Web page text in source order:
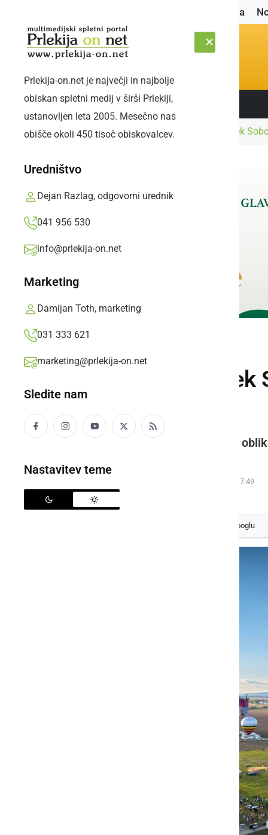
Naslovnica
ČETRTEK, 6. AVGUST 2026 Sledite nam:
Prlekija-on.net je največji in najbolje
obiskan spletni medij v širši Prlekiji,
ustanovljen leta 2005. Mesečno nas
obišče okoli 450 tisoč obiskovalcev.
Uredništvo
Dejan Razlag, odgovorni urednik
041 956 530
info@prlekija-on.net
Marketing
Damijan Toth, marketing
031 333 621
marketing@prlekija-on.net
Sledite nam
Nastavitev teme
Naslovnica ZanimivostiČaroben zaključek
Čaroben
nebu
Med več kot 30 baloni posebnih
ponedeljek, 1. september 2025 ob 17:49
kot svoj prednostni vir na Googlu